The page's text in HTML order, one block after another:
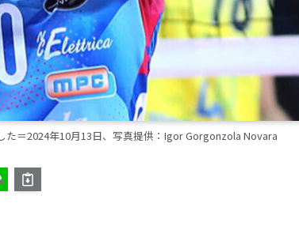
＝2024年10月13日、写真提供：Igor Gorgonzola Novara